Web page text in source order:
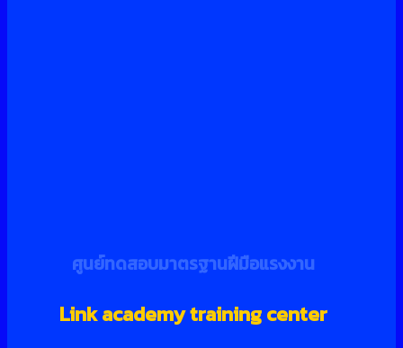
ศูนย์ทดสอบมาตรฐานฝีมือแรงงาน
Link academy training center